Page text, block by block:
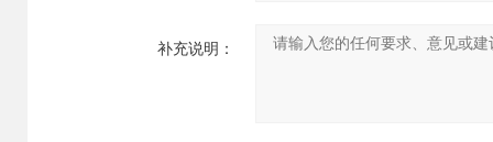
补充说明：